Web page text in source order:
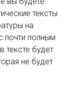
тексты
на
почти полным
тексте будет
не будет